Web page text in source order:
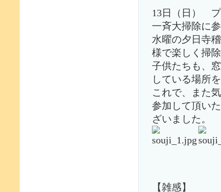
13日（日） プ
一斉大掃除に
水曜の夕日寺
様で楽しく掃
子供たちも、
している場所
これで、また
参加して頂い
ざいました。
【雑感】